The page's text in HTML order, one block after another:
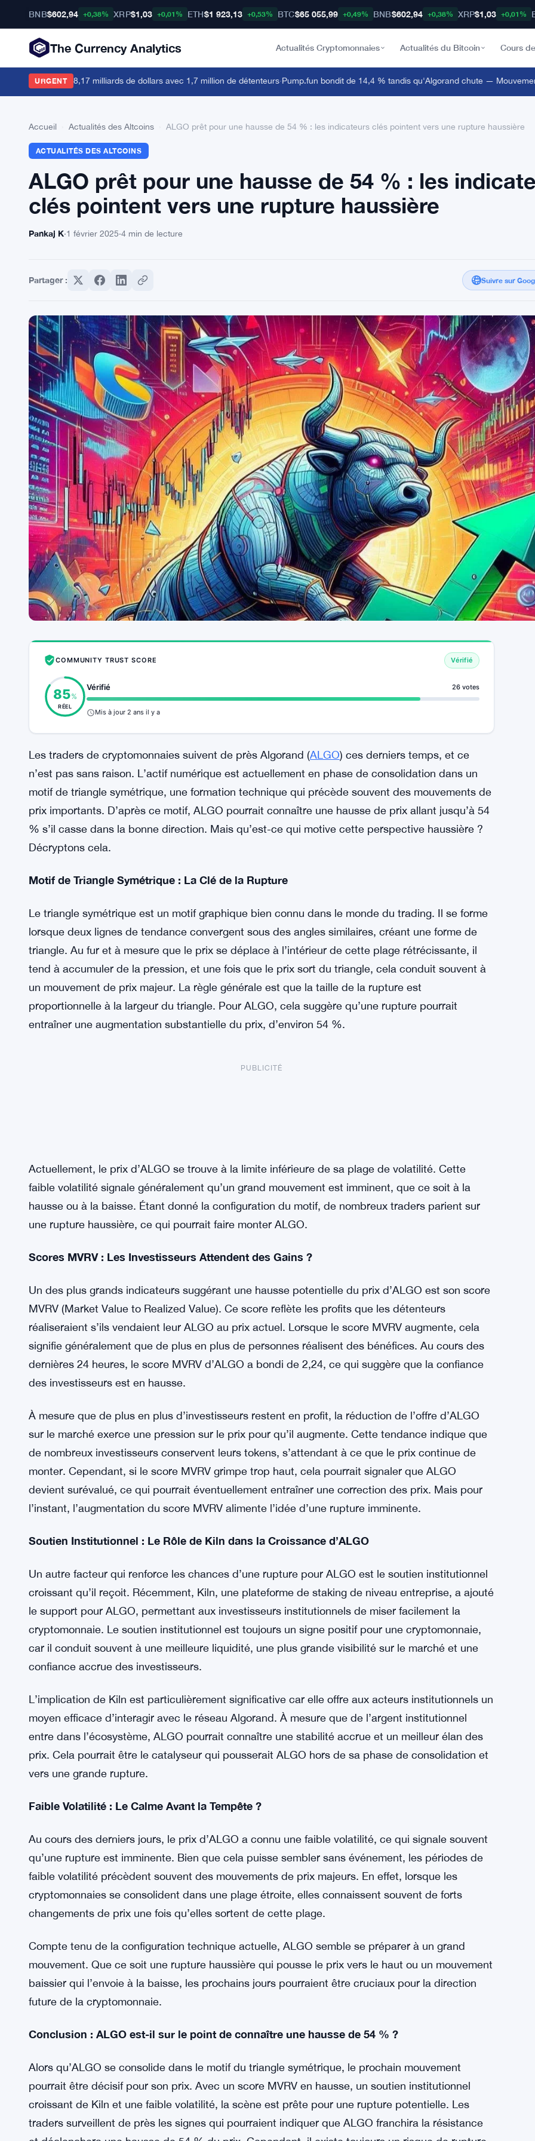
BNB$602,94 +0,38% XRP$1,03 +0,01% ETH$1 923,13 +0,53% BTC$65 055,99 +0,49% BNB$602,94 +0,38% XRP$1,03 +0,01%
The Currency Analytics Actualités Cryptomonnaies Actualités du Bitcoin Cours
URGENT
atteint 38,17 milliards de dollars avec 1,7 million de détenteurs·Pump.fun bondit de 14,4 % tandis qu'Algorand chute — Mouvements
Accueil Actualités des Altcoins ALGO prêt pour une hausse de 54 % : les indicateurs clés pointent vers une rupture haussière
ACTUALITÉS DES ALTCOINS
ALGO prêt pour une hausse de 54 % : les
clés pointent vers une rupture haussière
Pankaj K·1 février 2025·4 min de lecture
Partager : Suivre sur
COMMUNITY TRUST SCORE Vérifié
85%
RÉEL
Vérifié 26 votes
Mis à jour 2 ans il y a
Les traders de cryptomonnaies suivent de près Algorand (ALGO) ces derniers temps, et ce
n’est pas sans raison. L’actif numérique est actuellement en phase de consolidation dans un
motif de triangle symétrique, une formation technique qui précède souvent des mouvements de
prix importants. D’après ce motif, ALGO pourrait connaître une hausse de prix allant jusqu’à 54
% s’il casse dans la bonne direction. Mais qu’est-ce qui motive cette perspective haussière ?
Décryptons cela.
Motif de Triangle Symétrique : La Clé de la Rupture
Le triangle symétrique est un motif graphique bien connu dans le monde du trading. Il se forme
lorsque deux lignes de tendance convergent sous des angles similaires, créant une forme de
triangle. Au fur et à mesure que le prix se déplace à l’intérieur de cette plage rétrécissante, il
tend à accumuler de la pression, et une fois que le prix sort du triangle, cela conduit souvent à
un mouvement de prix majeur. La règle générale est que la taille de la rupture est
proportionnelle à la largeur du triangle. Pour ALGO, cela suggère qu’une rupture pourrait
entraîner une augmentation substantielle du prix, d’environ 54 %.
PUBLICITÉ
Actuellement, le prix d’ALGO se trouve à la limite inférieure de sa plage de volatilité. Cette
faible volatilité signale généralement qu’un grand mouvement est imminent, que ce soit à la
hausse ou à la baisse. Étant donné la configuration du motif, de nombreux traders parient sur
une rupture haussière, ce qui pourrait faire monter ALGO.
Scores MVRV : Les Investisseurs Attendent des Gains ?
Un des plus grands indicateurs suggérant une hausse potentielle du prix d’ALGO est son score
MVRV (Market Value to Realized Value). Ce score reflète les profits que les détenteurs
réaliseraient s’ils vendaient leur ALGO au prix actuel. Lorsque le score MVRV augmente, cela
signifie généralement que de plus en plus de personnes réalisent des bénéfices. Au cours des
dernières 24 heures, le score MVRV d’ALGO a bondi de 2,24, ce qui suggère que la confiance
des investisseurs est en hausse.
À mesure que de plus en plus d’investisseurs restent en profit, la réduction de l’offre d’ALGO
de nombreux investisseurs conservent leurs tokens, s’attendant à ce que le prix continue de
monter. Cependant, si le score MVRV grimpe trop haut, cela pourrait signaler que ALGO
devient surévalué, ce qui pourrait éventuellement entraîner une correction des prix. Mais pour
l’instant, l’augmentation du score MVRV alimente l’idée d’une rupture imminente.
Soutien Institutionnel : Le Rôle de Kiln dans la Croissance d’ALGO
Un autre facteur qui renforce les chances d’une rupture pour ALGO est le soutien institutionnel
croissant qu’il reçoit. Récemment, Kiln, une plateforme de staking de niveau entreprise, a ajouté
le support pour ALGO, permettant aux investisseurs institutionnels de miser facilement la
cryptomonnaie. Le soutien institutionnel est toujours un signe positif pour une cryptomonnaie,
car il conduit souvent à une meilleure liquidité, une plus grande visibilité sur le marché et une
moyen efficace d’interagir avec le réseau Algorand. À mesure que de l’argent institutionnel
entre dans l’écosystème, ALGO pourrait connaître une stabilité accrue et un meilleur élan des
prix. Cela pourrait être le catalyseur qui pousserait ALGO hors de sa phase de consolidation et
vers une grande rupture.
Au cours des derniers jours, le prix d’ALGO a connu une faible volatilité, ce qui signale souvent
qu’une rupture est imminente. Bien que cela puisse sembler sans événement, les périodes de
faible volatilité précèdent souvent des mouvements de prix majeurs. En effet, lorsque les
changements de prix une fois qu’elles sortent de cette plage.
Compte tenu de la configuration technique actuelle, ALGO semble se préparer à un grand
mouvement. Que ce soit une rupture haussière qui pousse le prix vers le haut ou un mouvement
baissier qui l’envoie à la baisse, les prochains jours pourraient être cruciaux pour la direction
future de la cryptomonnaie.